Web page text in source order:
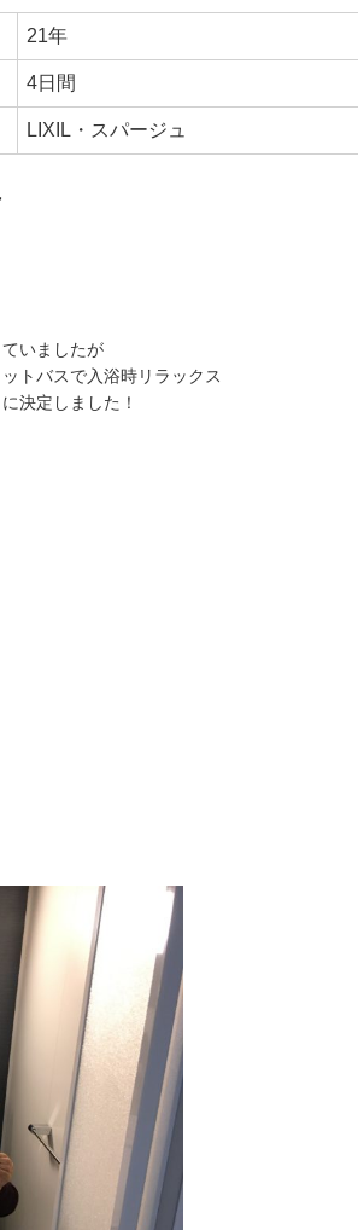
21年
4日間
LIXIL・スパージュ
いましたが
トバスで入浴時リラックス
決定しました！